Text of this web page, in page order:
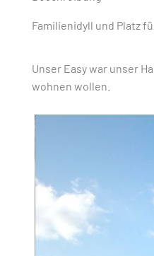
Familienidyll und Platz
Unser Easy war unser
wohnen wollen.